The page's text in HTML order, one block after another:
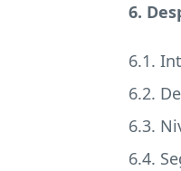
6.
6.1.
6.2.
6.3.
6.4.